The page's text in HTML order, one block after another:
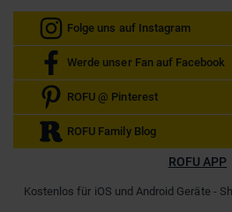
Folge uns auf Instagram
Werde unser Fan auf Facebook
ROFU @ Pinterest
ROFU Family Blog
ROFU APP
Kostenlos für iOS und Android Geräte -